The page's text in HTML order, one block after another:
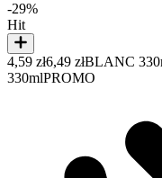
-29%
Hit
4,59 zł6,49 złBLANC
330mlPROMO